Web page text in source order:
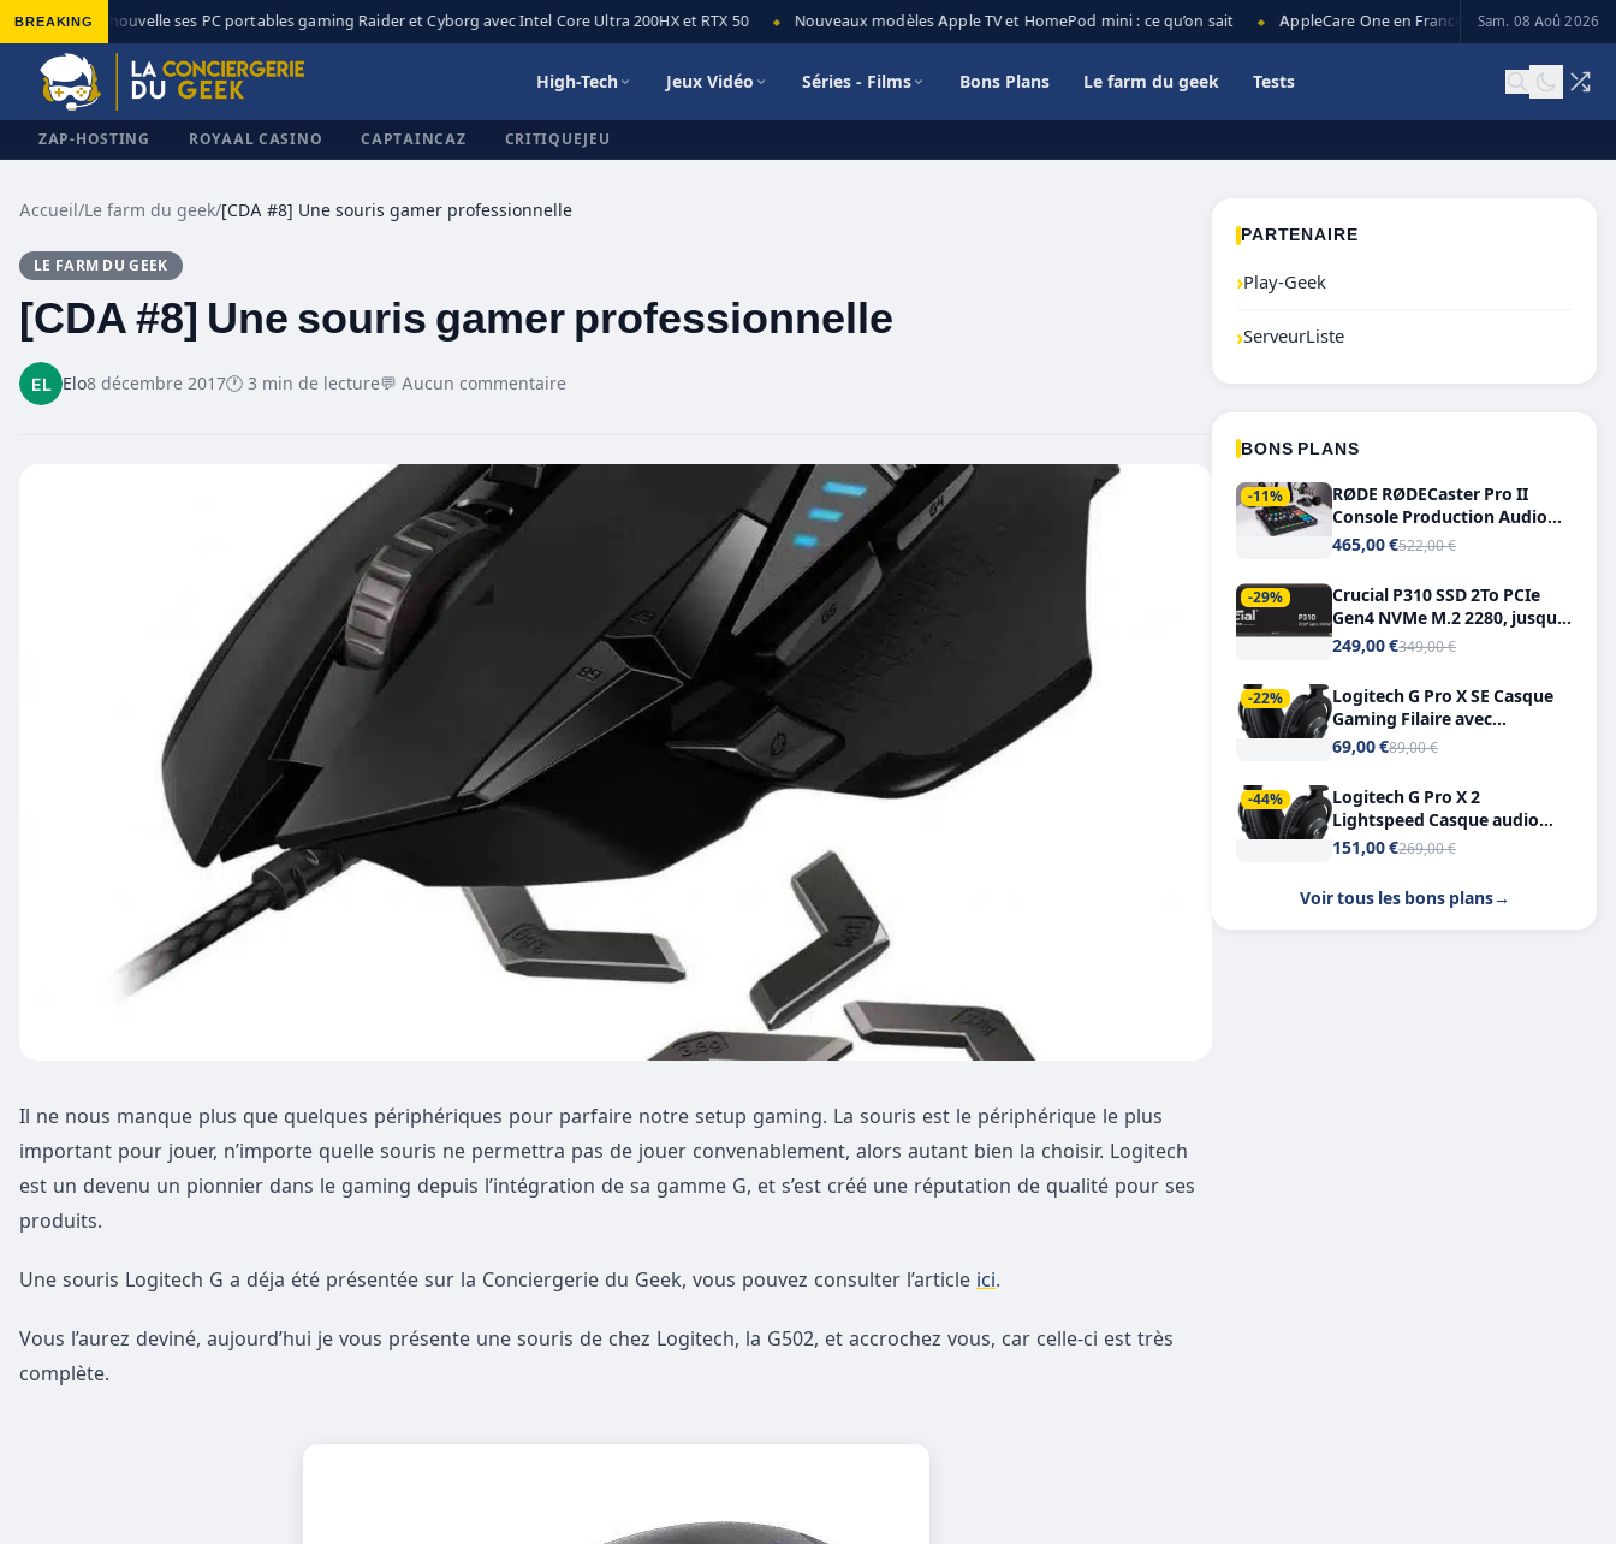
BREAKING
◆ MSI renouvelle ses PC portables gaming Raider et Cyborg avec Intel Core Ultra 200HX et RTX 50 Nouveaux modèles Apple TV et HomePod mini : ce qu’on sait AppleCare One en France : prix, couverture et
Sam. 08 Aoû 2026
High-Tech Jeux Vidéo Séries - Films Bons Plans Le farm du geek Tests
ZAP-HOSTING ROYAAL CASINO CAPTAINCAZ CRITIQUEJEU
Accueil/Le farm du geek/[CDA #8] Une souris gamer professionnelle
LE FARM DU GEEK
[CDA #8] Une souris gamer professionnelle
Elo8 décembre 2017🕐 3 min de lecture💬 Aucun commentaire
Il ne nous manque plus que quelques périphériques pour parfaire notre setup gaming. La souris est le périphérique le plus
important pour jouer, n’importe quelle souris ne permettra pas de jouer convenablement, alors autant bien la choisir. Logitech
est un devenu un pionnier dans le gaming depuis l’intégration de sa gamme G, et s’est créé une réputation de qualité pour ses
produits.
Une souris Logitech G a déja été présentée sur la Conciergerie du Geek, vous pouvez consulter l’article ici.
Vous l’aurez deviné, aujourd’hui je vous présente une souris de chez Logitech, la G502, et accrochez vous, car celle-ci est très
complète.
PARTENAIRE
›Play-Geek
›ServeurListe
BONS PLANS
-11%
RØDE RØDECaster Pro II
Console Production Audio
Tout-en-Un, Bluetooth et
465,00 €522,00 €
-29%
Crucial P310 SSD 2To PCIe
Gen4 NVMe M.2 2280, jusqu’à
7.100 Mo/s
249,00 €349,00 €
-22%
Logitech G Pro X SE Casque
Gaming Filaire avec
Microphone Micro
7.1
69,00 €89,00 €
-44%
Logitech G Pro X 2
Lightspeed Casque audio
bluetooth
151,00 €269,00 €
Voir tous les bons plans→